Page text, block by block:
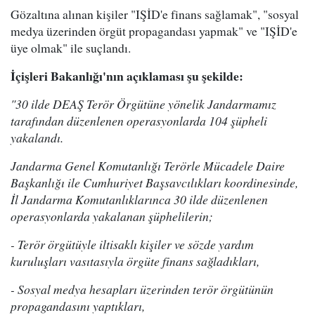
Gözaltına alınan kişiler "IŞİD'e finans sağlamak", "sosyal
medya üzerinden örgüt propagandası yapmak" ve "IŞİD'e
üye olmak" ile suçlandı.
İçişleri Bakanlığı'nın açıklaması şu şekilde:
"30 ilde DEAŞ Terör Örgütüne yönelik Jandarmamız
tarafından düzenlenen operasyonlarda 104 şüpheli
yakalandı.
Jandarma Genel Komutanlığı Terörle Mücadele Daire
Başkanlığı ile Cumhuriyet Başsavcılıkları koordinesinde,
İl Jandarma Komutanlıklarınca 30 ilde düzenlenen
operasyonlarda yakalanan şüphelilerin;
- Terör örgütüyle iltisaklı kişiler ve sözde yardım
kuruluşları vasıtasıyla örgüte finans sağladıkları,
- Sosyal medya hesapları üzerinden terör örgütünün
propagandasını yaptıkları,